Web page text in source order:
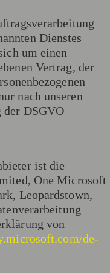
Dienstes
um einen
Vertrag, der
nach unseren
der DSGVO
ist die
One Microsoft
Leopardstown,
von
de-